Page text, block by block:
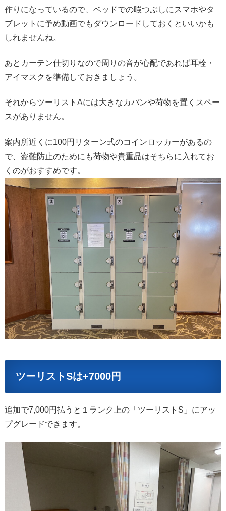
作りになっているので、ベッドでの暇つぶしにスマホやタ
ブレットに予め動画でもダウンロードしておくといいかも
しれませんね。
あとカーテン仕切りなので周りの音が心配であれば耳栓・
アイマスクを準備しておきましょう。
それからツーリストAには大きなカバンや荷物を置くスペー
スがありません。
案内所近くに100円リターン式のコインロッカーがあるの
で、盗難防止のためにも荷物や貴重品はそちらに入れてお
くのがおすすめです。
ツーリストSは+7000円
追加で7,000円払うと１ランク上の「ツーリストS」にアッ
プグレードできます。